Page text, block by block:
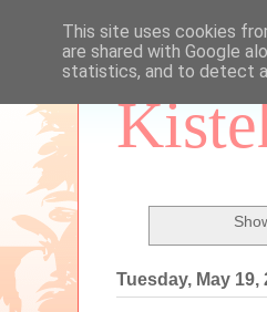
Tuesday, May 19,
This site uses cookies
are shared with Google
statistics, and to detect